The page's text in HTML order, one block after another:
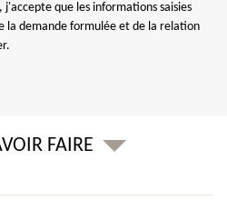
que les informations saisies
la demande formulée et de la relation
FAIRE